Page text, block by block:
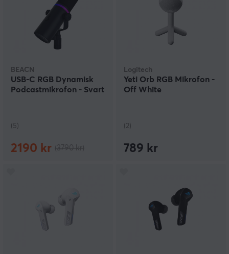
BEACN
USB-C RGB Dynamisk
Podcastmikrofon - Svart
(5)
2190 kr
Logitech
Yeti Orb RGB Mikrofon -
Off White
(2)
789 kr